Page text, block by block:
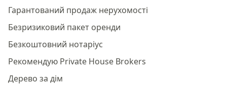
Гарантований продаж нерухомості
Безризиковий пакет оренди
Безкоштовний нотаріус
Рекомендую Private House Brokers
Дерево за дім